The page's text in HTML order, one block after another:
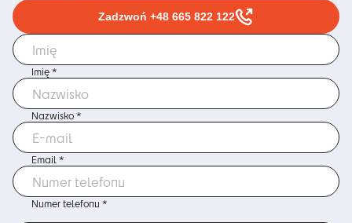
Zadzwoń +48 665 822 122
Imię *
Nazwisko *
Email *
Numer telefonu *